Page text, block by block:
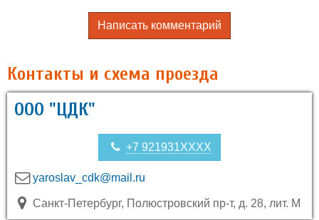
Написать комментарий
Контакты и схема проезда
ООО "ЦДК"
+7 921931XXXX
yaroslav_cdk@mail.ru
Санкт-Петербург, Полюстровский пр-т, д. 28, лит. М